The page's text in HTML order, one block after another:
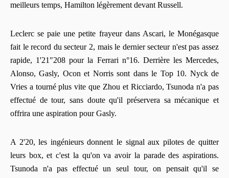
meilleurs temps, Hamilton légèrement devant Russell.
Leclerc se paie une petite frayeur dans Ascari, le Monégasque
fait le record du secteur 2, mais le dernier secteur n'est pas assez
rapide, 1'21"208 pour la Ferrari n°16. Derrière les Mercedes,
Alonso, Gasly, Ocon et Norris sont dans le Top 10. Nyck de
Vries a tourné plus vite que Zhou et Ricciardo, Tsunoda n'a pas
effectué de tour, sans doute qu'il préservera sa mécanique et
offrira une aspiration pour Gasly.
A 2'20, les ingénieurs donnent le signal aux pilotes de quitter
leurs box, et c'est la qu'on va avoir la parade des aspirations.
Tsunoda n'a pas effectué un seul tour, on pensait qu'il se